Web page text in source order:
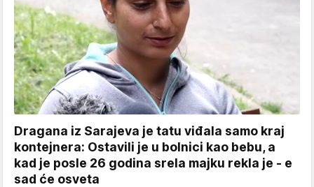
Dragana iz Sarajeva je tatu viđala samo kraj
kontejnera: Ostavili je u bolnici kao bebu, a
kad je posle 26 godina srela majku rekla je - e
sad će osveta